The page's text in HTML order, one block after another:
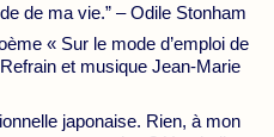
de ma vie.” – Odile Stonham
« Sur le mode d’emploi de
et musique Jean-Marie
japonaise. Rien, à mon